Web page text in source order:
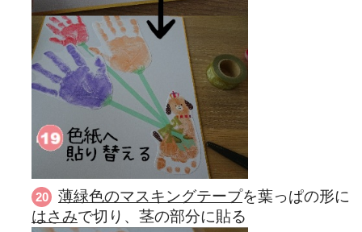
薄緑色のマスキングテープを葉っぱの形に
はさみで切り、茎の部分に貼る